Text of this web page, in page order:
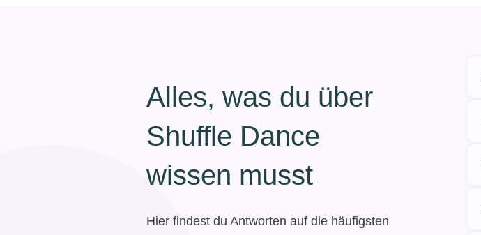
Alles, was du über
Shuffle Dance
wissen musst
Hier findest du Antworten auf die häufigsten